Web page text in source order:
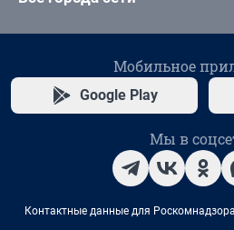
Мобильное
Google Play
Мы в
Контактные данные для